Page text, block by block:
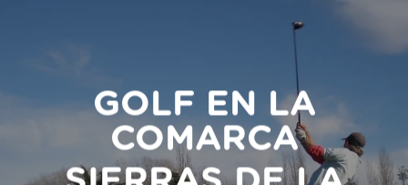
GOLF EN LA
COMARCA